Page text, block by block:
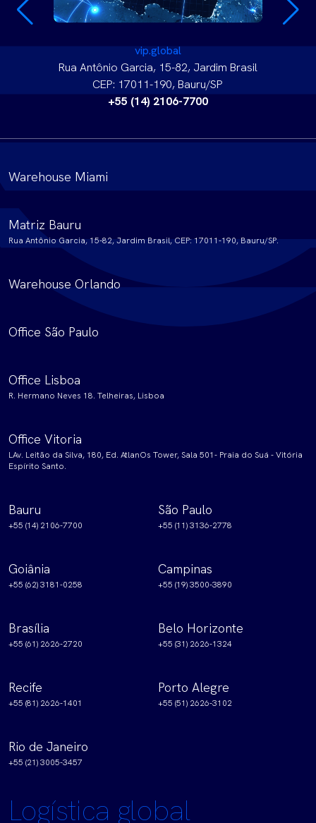
vip.global
Rua Antônio Garcia, 15-82, Jardim Brasil
CEP: 17011-190, Bauru/SP
+55 (14) 2106-7700
Warehouse Miami
Matriz Bauru
Rua Antônio Garcia, 15-82, Jardim Brasil, CEP: 17011-190, Bauru/SP.
Warehouse Orlando
Office São Paulo
Office Lisboa
R. Hermano Neves 18. Telheiras, Lisboa
Office Vitoria
LAv. Leitão da Silva, 180, Ed. AtlanOs Tower, Sala 501- Praia do Suá - Vitória
Espírito Santo.
Bauru
+55 (14) 2106-7700
São Paulo
+55 (11) 3136-2778
Goiânia
+55 (62) 3181-0258
Campinas
+55 (19) 3500-3890
Brasília
+55 (61) 2626-2720
Belo Horizonte
+55 (31) 2626-1324
Recife
+55 (81) 2626-1401
Porto Alegre
+55 (51) 2626-3102
Rio de Janeiro
+55 (21) 3005-3457
Logística global